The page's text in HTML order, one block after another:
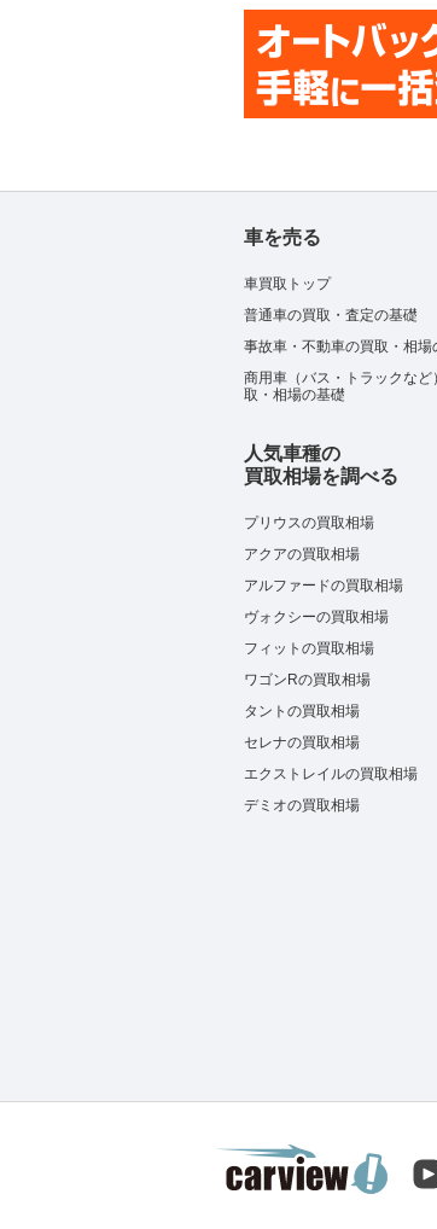
車を売る
車買取トップ
普通車の買取・査定の基礎
事故車・不動車の買取・相場
商用車（バス・トラックなど
取・相場の基礎
人気車種の
買取相場を調べる
プリウスの買取相場
アクアの買取相場
アルファードの買取相場
ヴォクシーの買取相場
フィットの買取相場
ワゴンRの買取相場
タントの買取相場
セレナの買取相場
エクストレイルの買取相場
デミオの買取相場